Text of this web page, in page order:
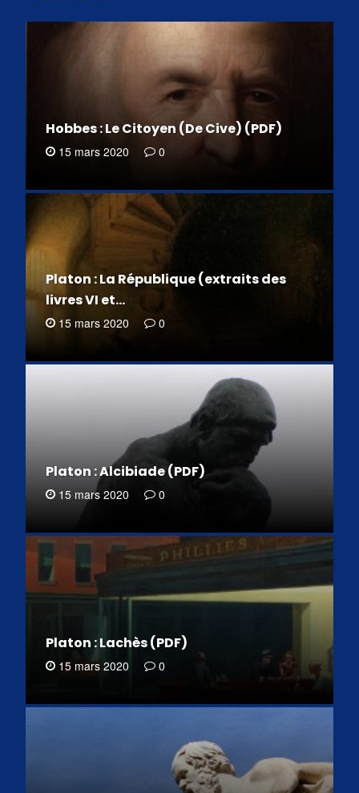
Hobbes : Le Citoyen (De Cive) (PDF)
15 mars 2020 0
Platon : La République (extraits des
livres VI et…
15 mars 2020 0
Platon : Alcibiade (PDF)
15 mars 2020 0
Platon : Lachès (PDF)
15 mars 2020 0